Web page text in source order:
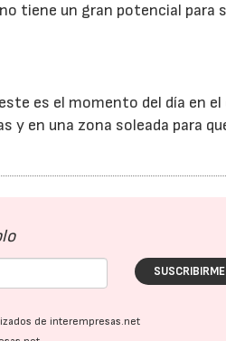
tiene un gran potencial para
es el momento del día en el
en una zona soleada para
de interempresas.net